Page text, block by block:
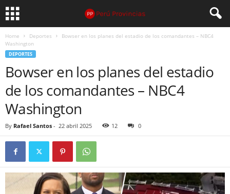
Home Deportes
Bowser en los planes del estadio de los comandantes – NBC4
Washington
DEPORTES
Bowser en los planes del estadio
de los comandantes – NBC4
Washington
By Rafael Santos - 22 abril 2025 12 0